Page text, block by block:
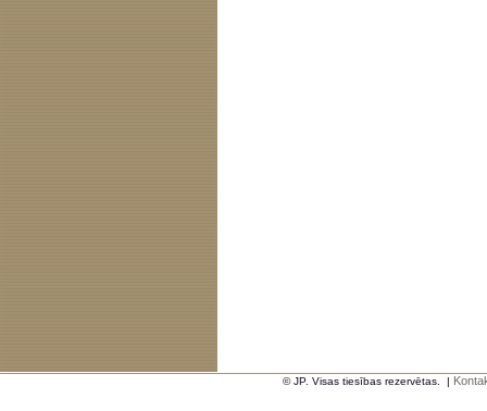
© JP. Visas tiesības rezervētas. |